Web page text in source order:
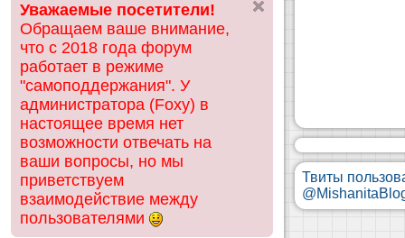
ск
Уважаемые посетители!
Обращаем ваше внимание,
что с 2018 года форум
работает в режиме
"самоподдержания". У
администратора (Foxy) в
настоящее время нет
возможности отвечать на
ваши вопросы, но мы
приветствуем
взаимодействие между
пользователями
Твиты